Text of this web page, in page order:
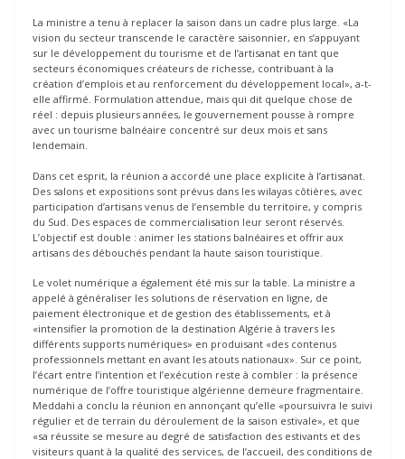
La ministre a tenu à replacer la saison dans un cadre plus large. «La
vision du secteur transcende le caractère saisonnier, en s’appuyant
sur le développement du tourisme et de l’artisanat en tant que
secteurs économiques créateurs de richesse, contribuant à la
création d’emplois et au renforcement du développement local», a-t-
elle affirmé. Formulation attendue, mais qui dit quelque chose de
réel : depuis plusieurs années, le gouvernement pousse à rompre
avec un tourisme balnéaire concentré sur deux mois et sans
lendemain.
Dans cet esprit, la réunion a accordé une place explicite à l’artisanat.
Des salons et expositions sont prévus dans les wilayas côtières, avec
participation d’artisans venus de l’ensemble du territoire, y compris
du Sud. Des espaces de commercialisation leur seront réservés.
L’objectif est double : animer les stations balnéaires et offrir aux
artisans des débouchés pendant la haute saison touristique.
Le volet numérique a également été mis sur la table. La ministre a
appelé à généraliser les solutions de réservation en ligne, de
paiement électronique et de gestion des établissements, et à
«intensifier la promotion de la destination Algérie à travers les
différents supports numériques» en produisant «des contenus
professionnels mettant en avant les atouts nationaux». Sur ce point,
l’écart entre l’intention et l’exécution reste à combler : la présence
numérique de l’offre touristique algérienne demeure fragmentaire.
Meddahi a conclu la réunion en annonçant qu’elle «poursuivra le suivi
régulier et de terrain du déroulement de la saison estivale», et que
«sa réussite se mesure au degré de satisfaction des estivants et des
visiteurs quant à la qualité des services, de l’accueil, des conditions de